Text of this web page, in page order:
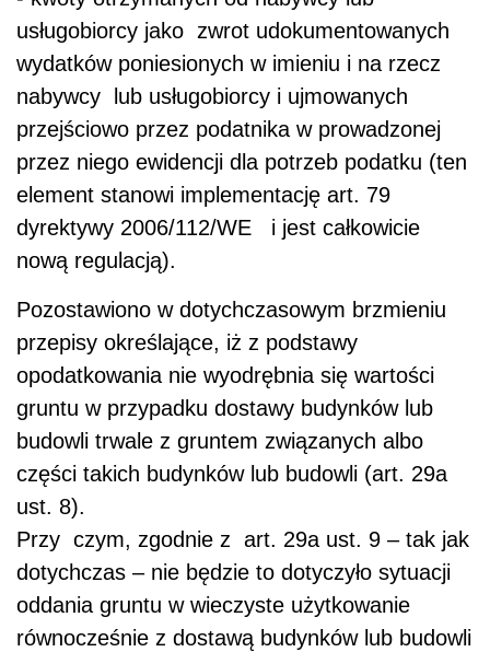
usługobiorcy jako zwrot udokumentowanych
wydatków poniesionych w imieniu i na rzecz
nabywcy lub usługobiorcy i ujmowanych
przejściowo przez podatnika w prowadzonej
przez niego ewidencji dla potrzeb podatku (ten
element stanowi implementację art. 79
dyrektywy 2006/112/WE i jest całkowicie
nową regulacją).
Pozostawiono w dotychczasowym brzmieniu
przepisy określające, iż z podstawy
opodatkowania nie wyodrębnia się wartości
gruntu w przypadku dostawy budynków lub
budowli trwale z gruntem związanych albo
części takich budynków lub budowli (art. 29a
ust. 8).
Przy czym, zgodnie z art. 29a ust. 9 – tak jak
dotychczas – nie będzie to dotyczyło sytuacji
oddania gruntu w wieczyste użytkowanie
równocześnie z dostawą budynków lub budowli